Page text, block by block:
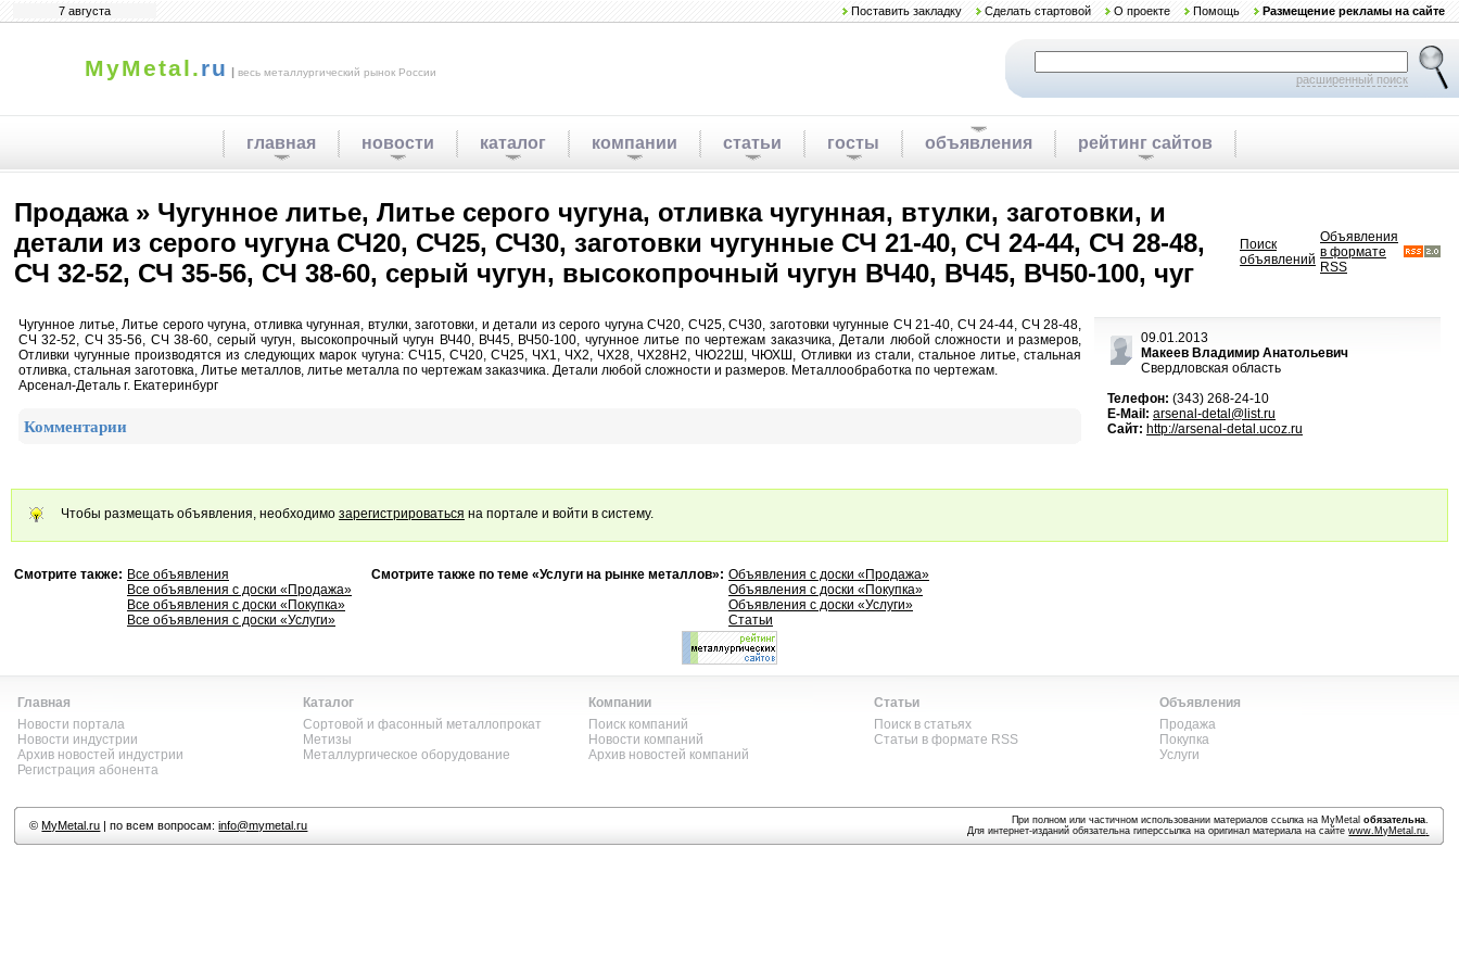
7 августа Поставить закладку Сделать стартовой О проекте Помощь Размещение рекламы на сайте
MyMetal.ru | весь металлургический рынок России
расширенный поиск
главная новости каталог компании статьи госты объявления рейтинг сайтов
Продажа » Чугунное литье, Литье серого чугуна, отливка чугунная, втулки, заготовки, и
детали из серого чугуна СЧ20, СЧ25, СЧ30, заготовки чугунные СЧ 21-40, СЧ 24-44, СЧ 28-48,
СЧ 32-52, СЧ 35-56, СЧ 38-60, серый чугун, высокопрочный чугун ВЧ40, ВЧ45, ВЧ50-100, чуг
Поиск
объявлений
Объявления
в формате
RSS
Чугунное литье, Литье серого чугуна, отливка чугунная, втулки, заготовки, и детали из серого чугуна СЧ20, СЧ25, СЧ30, заготовки чугунные СЧ 21-40, СЧ 24-44, СЧ 28-48,
СЧ 32-52, СЧ 35-56, СЧ 38-60, серый чугун, высокопрочный чугун ВЧ40, ВЧ45, ВЧ50-100, чугунное литье по чертежам заказчика, Детали любой сложности и размеров,
Отливки чугунные производятся из следующих марок чугуна: СЧ15, СЧ20, СЧ25, ЧХ1, ЧХ2, ЧХ28, ЧХ28Н2, ЧЮ22Ш, ЧЮХШ, Отливки из стали, стальное литье, стальная
отливка, стальная заготовка, Литье металлов, литье металла по чертежам заказчика. Детали любой сложности и размеров. Металлообработка по чертежам.
Арсенал-Деталь г. Екатеринбург
Комментарии
09.01.2013
Макеев Владимир Анатольевич
Свердловская область
Телефон: (343) 268-24-10
E-Mail: arsenal-detal@list.ru
Сайт: http://arsenal-detal.ucoz.ru
Чтобы размещать объявления, необходимо зарегистрироваться на портале и войти в систему.
Смотрите также: Все объявления
Все объявления с доски «Продажа»
Все объявления с доски «Покупка»
Все объявления с доски «Услуги»
Смотрите также по теме «Услуги на рынке металлов»: Объявления с доски «Продажа»
Объявления с доски «Покупка»
Объявления с доски «Услуги»
Статьи
Главная
Новости портала
Новости индустрии
Архив новостей индустрии
Регистрация абонента
Каталог
Сортовой и фасонный металлопрокат
Метизы
Металлургическое оборудование
Компании
Поиск компаний
Новости компаний
Архив новостей компаний
Статьи
Поиск в статьях
Статьи в формате RSS
Объявления
Продажа
Покупка
Услуги
©MyMetal.ru | по всем вопросам:info@mymetal.ru При полном или частичном использовании материалов ссылка на MyMetalобязательна.
Для интернет-изданий обязательна гиперссылка на оригинал материала на сайтеwww.MyMetal.ru.